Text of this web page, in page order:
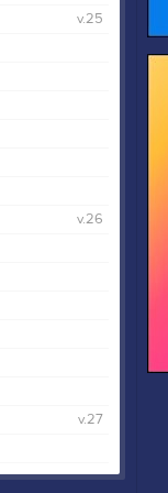
v.25
v.26
v.27